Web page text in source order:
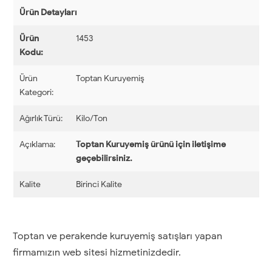
Ürün Detayları
Ürün
Kodu:
1453
Ürün
Kategori:
Toptan Kuruyemiş
Ağırlık Türü: Kilo/Ton
Açıklama:
Toptan Kuruyemiş ürünü için iletişime
geçebilirsiniz.
Kalite Birinci Kalite
Toptan ve perakende kuruyemiş satışları yapan
firmamızın web sitesi hizmetinizdedir.